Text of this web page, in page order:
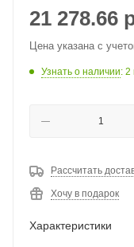
21 278.66
Цена указана с
Узнать о наличии: 2
Рассчитать
Хочу в подарок
Характеристики